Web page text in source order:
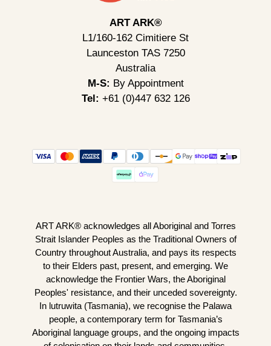
ART ARK®
L1/160-162 Cimitiere St
Launceston TAS 7250
Australia
M-S: By Appointment
Tel: +61 (0)447 632 126
ART ARK® acknowledges all Aboriginal and Torres
Strait Islander Peoples as the Traditional Owners of
Country throughout Australia, and pays its respects
to their Elders past, present, and emerging. We
acknowledge the Frontier Wars, the Aboriginal
Peoples' resistance, and their unceded sovereignty.
In lutruwita (Tasmania), we recognise the Palawa
people, a contemporary term for Tasmania’s
Aboriginal language groups, and the ongoing impacts